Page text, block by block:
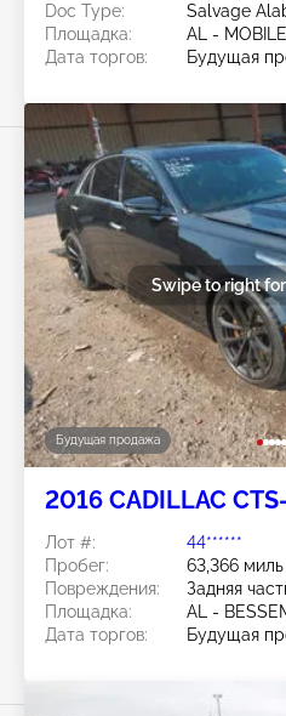
Doc Type:
Salvage
Площадка:
AL - MOBILE
Дата торгов:
Будущая
Будущая продажа
Swipe to right
2016 CADILLAC
Лот #:
44******
Пробег:
63,366 миль
Повреждения:
Задняя
Площадка:
AL -
Дата торгов:
Будущая